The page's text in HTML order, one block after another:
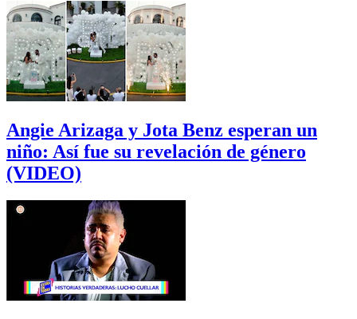
Angie Arizaga y Jota Benz esperan un
niño: Así fue su revelación de género
(VIDEO)